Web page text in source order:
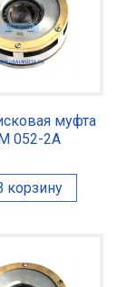
муфта
052-2А